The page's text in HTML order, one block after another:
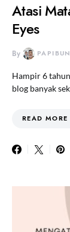
Atasi
Eyes
By
Hampir 6
blog banyak
READ MORE